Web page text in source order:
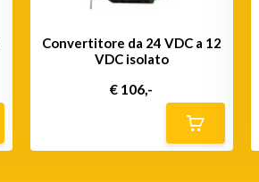
Convertitore da 24 VDC a 12
VDC isolato
€ 106,-